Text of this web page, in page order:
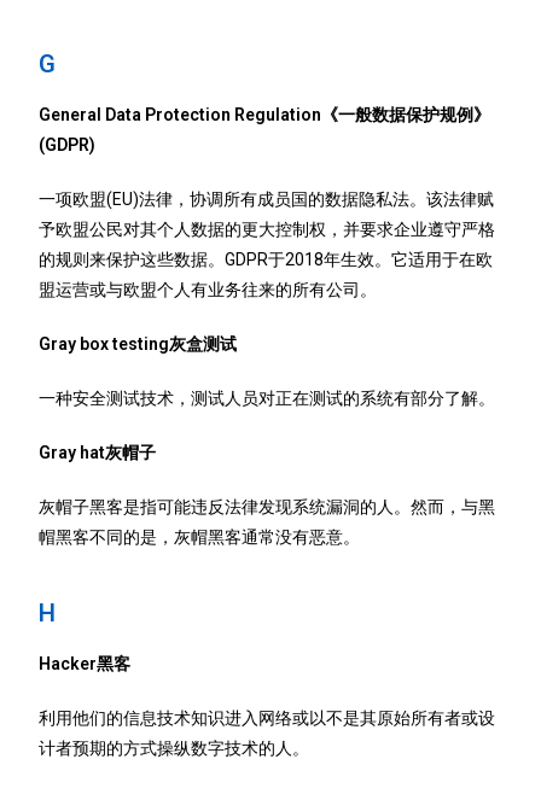
G
General Data Protection Regulation《一般数据保护规例》
(GDPR)
一项欧盟(EU)法律，协调所有成员国的数据隐私法。该法律赋
予欧盟公民对其个人数据的更大控制权，并要求企业遵守严格
的规则来保护这些数据。GDPR于2018年生效。它适用于在欧
盟运营或与欧盟个人有业务往来的所有公司。
Gray box testing灰盒测试
一种安全测试技术，测试人员对正在测试的系统有部分了解。
Gray hat灰帽子
灰帽子黑客是指可能违反法律发现系统漏洞的人。然而，与黑
帽黑客不同的是，灰帽黑客通常没有恶意。
H
Hacker黑客
利用他们的信息技术知识进入网络或以不是其原始所有者或设
计者预期的方式操纵数字技术的人。